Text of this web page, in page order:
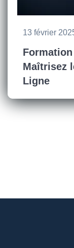
13 février
Maîtrisez
Ligne